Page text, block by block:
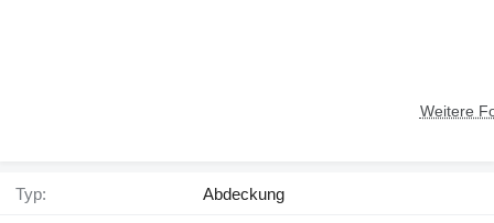
Weitere
Typ: Abdeckung